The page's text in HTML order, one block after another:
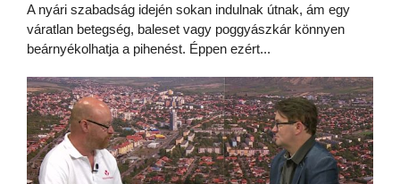
A nyári szabadság idején sokan indulnak útnak, ám egy
váratlan betegség, baleset vagy poggyászkár könnyen
beárnyékolhatja a pihenést. Éppen ezért...